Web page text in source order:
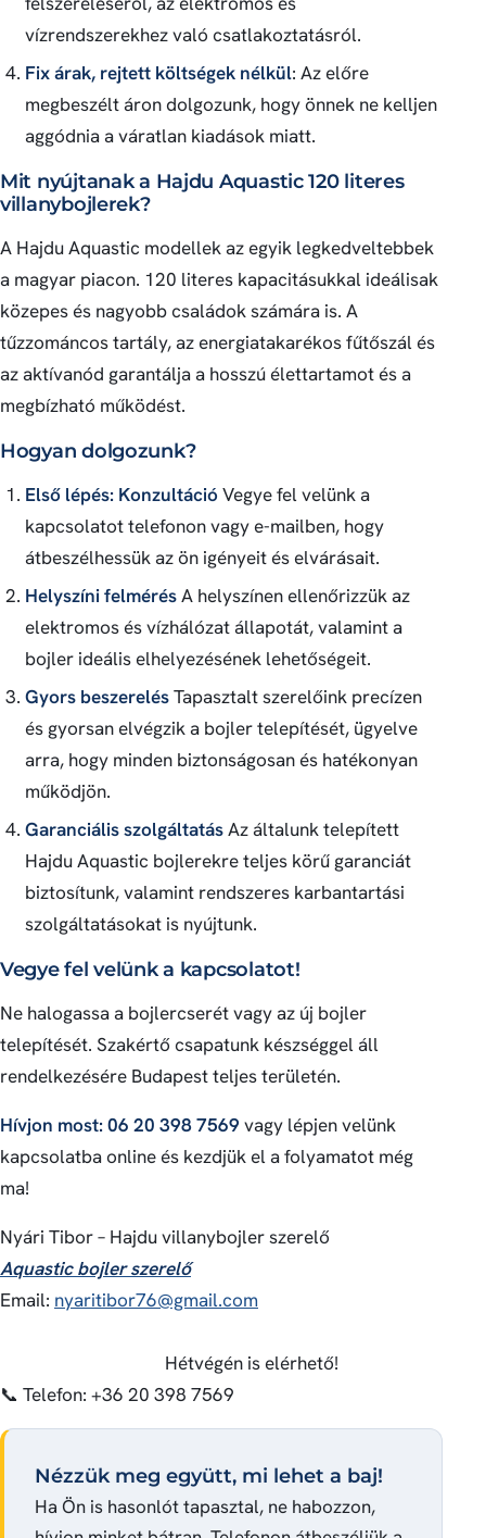
vízrendszerekhez való csatlakoztatásról.
Fix árak, rejtett költségek nélkül: Az előre
megbeszélt áron dolgozunk, hogy önnek ne kelljen
aggódnia a váratlan kiadások miatt.
Mit nyújtanak a Hajdu Aquastic 120 literes
villanybojlerek?
A Hajdu Aquastic modellek az egyik legkedveltebbek
a magyar piacon. 120 literes kapacitásukkal ideálisak
közepes és nagyobb családok számára is. A
tűzzománcos tartály, az energiatakarékos fűtőszál és
az aktívanód garantálja a hosszú élettartamot és a
megbízható működést.
Hogyan dolgozunk?
Első lépés: KonzultációVegye fel velünk a
kapcsolatot telefonon vagy e-mailben, hogy
átbeszélhessük az ön igényeit és elvárásait.
Helyszíni felmérésA helyszínen ellenőrizzük az
elektromos és vízhálózat állapotát, valamint a
bojler ideális elhelyezésének lehetőségeit.
Gyors beszerelésTapasztalt szerelőink precízen
és gyorsan elvégzik a bojler telepítését, ügyelve
arra, hogy minden biztonságosan és hatékonyan
működjön.
Garanciális szolgáltatásAz általunk telepített
Hajdu Aquastic bojlerekre teljes körű garanciát
biztosítunk, valamint rendszeres karbantartási
szolgáltatásokat is nyújtunk.
Vegye fel velünk a kapcsolatot!
Ne halogassa a bojlercserét vagy az új bojler
telepítését. Szakértő csapatunk készséggel áll
rendelkezésére Budapest teljes területén.
Hívjon most: 06 20 398 7569 vagy lépjen velünk
kapcsolatba online és kezdjük el a folyamatot még
ma!
Nyári Tibor – Hajdu villanybojler szerelő
Aquastic bojler szerelő
Email: nyaritibor76@gmail.com
Hétvégén is elérhető!
📞 Telefon: +36 20 398 7569
Nézzük meg együtt, mi lehet a baj!
Ha Ön is hasonlót tapasztal, ne habozzon,